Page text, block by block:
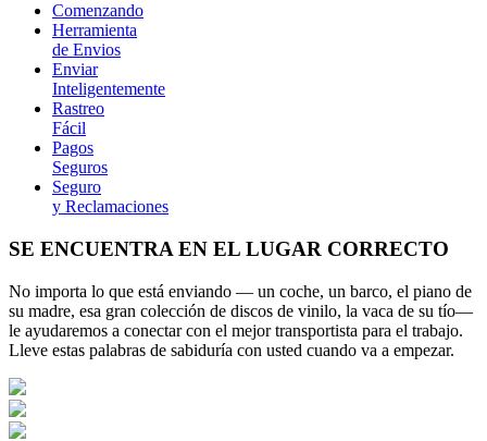
Comenzando
Herramienta
de Envios
Enviar
Inteligentemente
Rastreo
Fácil
Pagos
Seguros
Seguro
y Reclamaciones
SE ENCUENTRA EN EL LUGAR CORRECTO
No importa lo que está enviando — un coche, un barco, el piano de
su madre, esa gran colección de discos de vinilo, la vaca de su tío—
le ayudaremos a conectar con el mejor transportista para el trabajo.
Lleve estas palabras de sabiduría con usted cuando va a empezar.